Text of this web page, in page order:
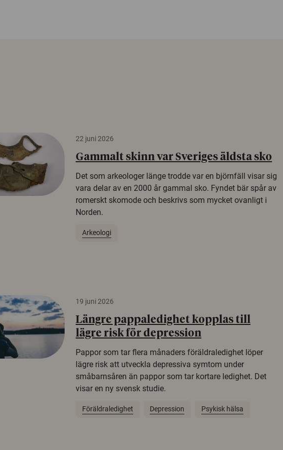
22 juni 2026
Gammalt skinn var Sveriges äldsta sko
Det som arkeologer länge trodde var en björnfäll visar sig
vara delar av en 2000 år gammal sko. Fyndet bär spår av
romerskt skomode och beskrivs som mycket ovanligt i
Norden.
Arkeologi
19 juni 2026
Längre pappaledighet kopplas till
lägre risk för depression
Pappor som tar flera månaders föräldraledighet löper
lägre risk att utveckla depressiva symtom under
småbarnsåren än pappor som tar kortare ledighet. Det
visar en ny svensk studie.
Föräldraledighet Depression Psykisk hälsa